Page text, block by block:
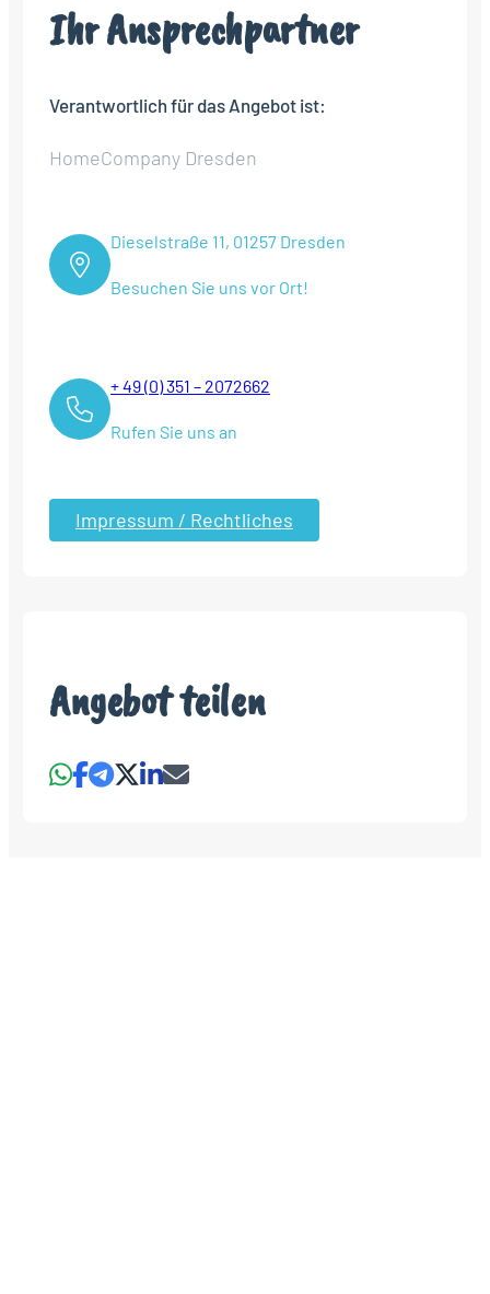
Ihr Ansprechpartner
Verantwortlich für das Angebot ist:
HomeCompany Dresden
Dieselstraße 11, 01257 Dresden
Besuchen Sie uns vor Ort!
+ 49 (0) 351 – 2072662
Rufen Sie uns an
Impressum / Rechtliches
Angebot teilen